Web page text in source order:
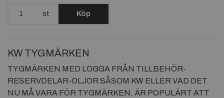
st Köp
KW TYGMÄRKEN
TYGMÄRKEN MED LOGGA FRÅN TILLBEHÖR-
RESERVDELAR-OLJOR SÅSOM KW ELLER VAD DET
NU MÅ VARA FÖR TYGMÄRKEN. ÄR POPULÄRT ATT